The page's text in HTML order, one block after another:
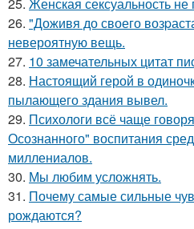
25. Женская сексуальность не
26. "Доживя до своего
невероятную вещь.
27. 10 замечательных цитат
28. Настоящий герой в
пылающего здания вывел.
29. Психологи всё чаще
Осознанного" воспитания
миллениалов.
30. Мы любим усложнять.
31. Почему самые сильные
рождаются?